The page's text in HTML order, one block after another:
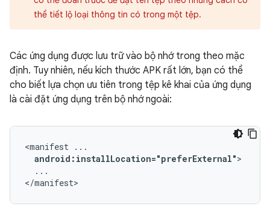
thể tiết lộ loại thông tin có trong một tệp.
Các ứng dụng được lưu trữ vào bộ nhớ trong theo mặc
định. Tuy nhiên, nếu kích thước APK rất lớn, bạn có thể
cho biết lựa chọn ưu tiên trong tệp kê khai của ứng dụng
là cài đặt ứng dụng trên bộ nhớ ngoài:
<manifest
android:installLocation="preferExternal"
...
</manifest>